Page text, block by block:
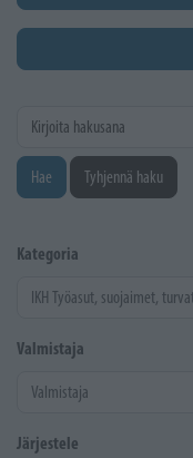
Kirjoita hakusana
Hae Tyhjennä haku
Kategoria
Valmistaja
Järjestele